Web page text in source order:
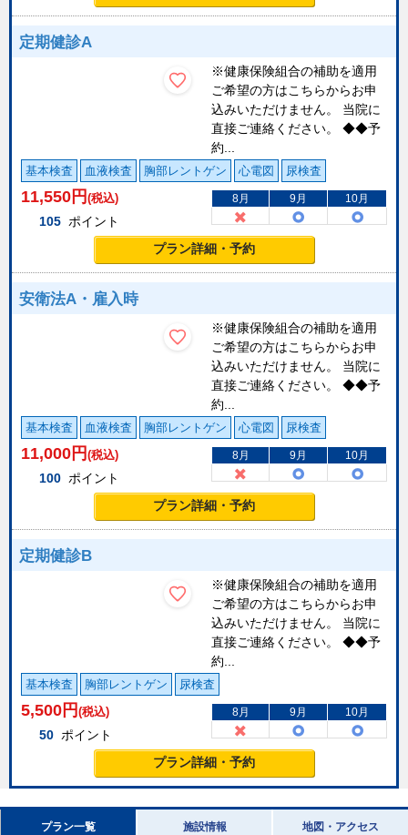
定期健診A
※健康保険組合の補助を適用
ご希望の方はこちらからお申
込みいただけません。 当院に
直接ご連絡ください。 ◆◆予
約...
基本検査 血液検査 胸部レントゲン 心電図 尿検査
11,550 円 (税込)
105 ポイント
8月 9月 10月
プラン詳細・予約
安衛法A・雇入時
※健康保険組合の補助を適用
ご希望の方はこちらからお申
込みいただけません。 当院に
直接ご連絡ください。 ◆◆予
約...
基本検査 血液検査 胸部レントゲン 心電図 尿検査
11,000 円 (税込)
100 ポイント
8月 9月 10月
プラン詳細・予約
定期健診B
※健康保険組合の補助を適用
ご希望の方はこちらからお申
込みいただけません。 当院に
直接ご連絡ください。 ◆◆予
約...
基本検査 胸部レントゲン 尿検査
5,500 円 (税込)
50 ポイント
8月 9月 10月
プラン詳細・予約
プラン一覧 施設情報 地図・アクセス